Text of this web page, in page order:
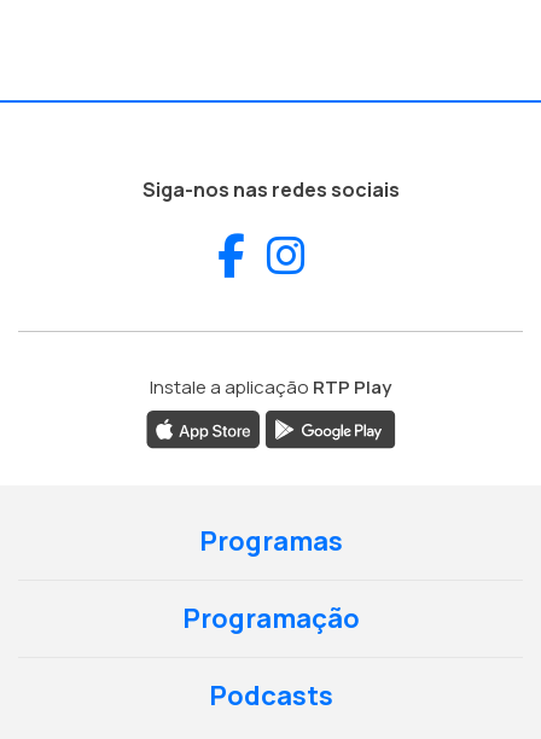
Siga-nos nas redes sociais
Facebook
Instale a aplicação RTP Play
Programas
Programação
Podcasts